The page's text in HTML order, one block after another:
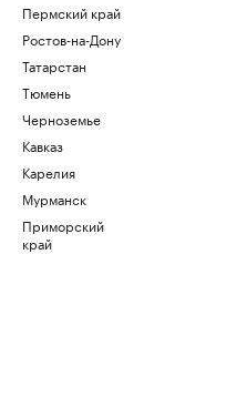
Пермский край
Ростов-на-Дону
Татарстан
Тюмень
Черноземье
Кавказ
Карелия
Мурманск
Приморский
край